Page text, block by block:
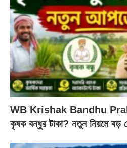
WB Krishak Bandhu
কৃষক বন্ধুর টাকা? নতুন নিয়মে বড়